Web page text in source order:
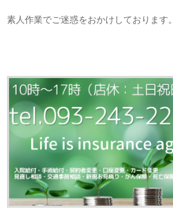
素人作業でご迷惑をおかけしております。